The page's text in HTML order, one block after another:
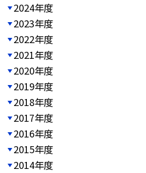
2024年度
2023年度
2022年度
2021年度
2020年度
2019年度
2018年度
2017年度
2016年度
2015年度
2014年度